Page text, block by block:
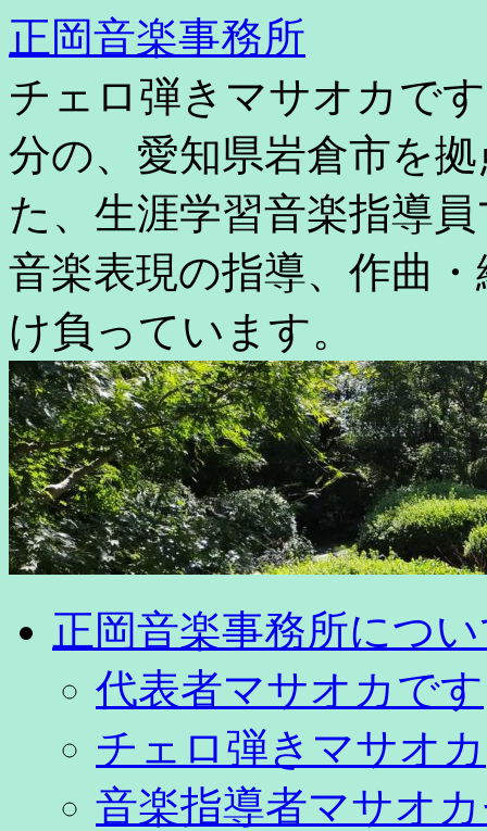
コ
テ
ン
ツ
へ
ス
キ
ッ
プ
正岡音楽事務所
チェロ弾きマサオカで
分の、愛知県岩倉市を
た、生涯学習音楽指導
音楽表現の指導、作曲
け負っています。
正岡音楽事務所につ
代表者マサオカです
チェロ弾きマサオカ
音楽指導者マサオ